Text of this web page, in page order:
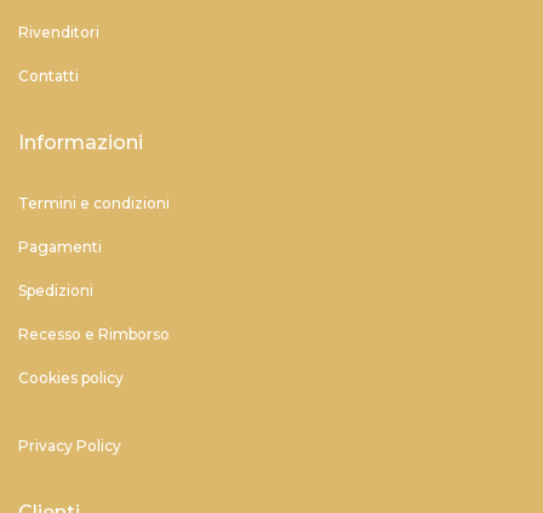
Rivenditori
Contatti
Informazioni
Termini e condizioni
Pagamenti
Spedizioni
Recesso e Rimborso
Cookies policy
Privacy Policy